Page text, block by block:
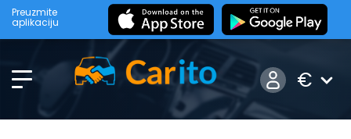
Preuzmite
aplikaciju
€